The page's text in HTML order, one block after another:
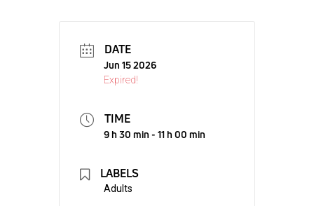
DATE
Jun 15 2026
Expired!
TIME
9 h 30 min - 11 h 00 min
LABELS
Adults